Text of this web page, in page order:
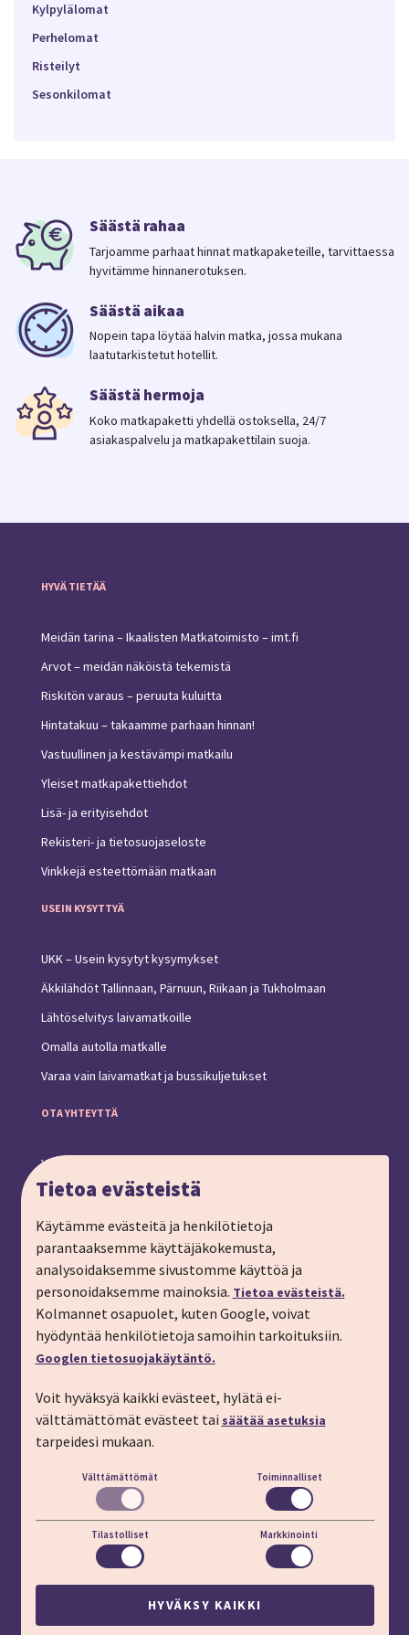
Kylpylälomat
Perhelomat
Risteilyt
Sesonkilomat
Säästä rahaa
Tarjoamme parhaat hinnat matkapaketeille, tarvittaessa
hyvitämme hinnanerotuksen.
Säästä aikaa
Nopein tapa löytää halvin matka, jossa mukana
laatutarkistetut hotellit.
Säästä hermoja
Koko matkapaketti yhdellä ostoksella, 24/7
asiakaspalvelu ja matkapakettilain suoja.
HYVÄ TIETÄÄ
Meidän tarina – Ikaalisten Matkatoimisto – imt.fi
Arvot – meidän näköistä tekemistä
Riskitön varaus – peruuta kuluitta
Hintatakuu – takaamme parhaan hinnan!
Vastuullinen ja kestävämpi matkailu
Yleiset matkapakettiehdot
Lisä- ja erityisehdot
Rekisteri- ja tietosuojaseloste
Vinkkejä esteettömään matkaan
USEIN KYSYTTYÄ
UKK – Usein kysytyt kysymykset
Äkkilähdöt Tallinnaan, Pärnuun, Riikaan ja Tukholmaan
Lähtöselvitys laivamatkoille
Omalla autolla matkalle
Varaa vain laivamatkat ja bussikuljetukset
OTA YHTEYTTÄ
Yhteystiedot ja toimipiste
Anna palautetta
Ryhmämatkat, pyydä tarjous
Tilaa matkalahjakortti
Tilaa esite
Tilaa matkakirje sähköpostiin
Ilmoita passitiedot
Liity kanta-asiakkaaksi
Töihin IMT:lle
YHTEYSTIEDOT
Puhelin: 03 45 800 (pvm/mpm)
apu.imt.fi
LÖYDÄT MEIDÄT MYÖS
Tietoa evästeistä
Käytämme evästeitä ja henkilötietoja
parantaaksemme käyttäjäkokemusta,
analysoidaksemme sivustomme käyttöä ja
personoidaksemme mainoksia. Tietoa evästeistä.
Kolmannet osapuolet, kuten Google, voivat
hyödyntää henkilötietoja samoihin tarkoituksiin.
Googlen tietosuojakäytäntö.
Voit hyväksyä kaikki evästeet, hylätä ei-
välttämättömät evästeet tai säätää asetuksia
tarpeidesi mukaan.
Välttämättömät Toiminnalliset
Tilastolliset Markkinointi
HYVÄKSY KAIKKI